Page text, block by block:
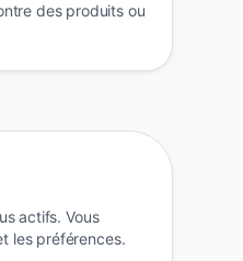
des produits ou
actifs. Vous
les préférences.